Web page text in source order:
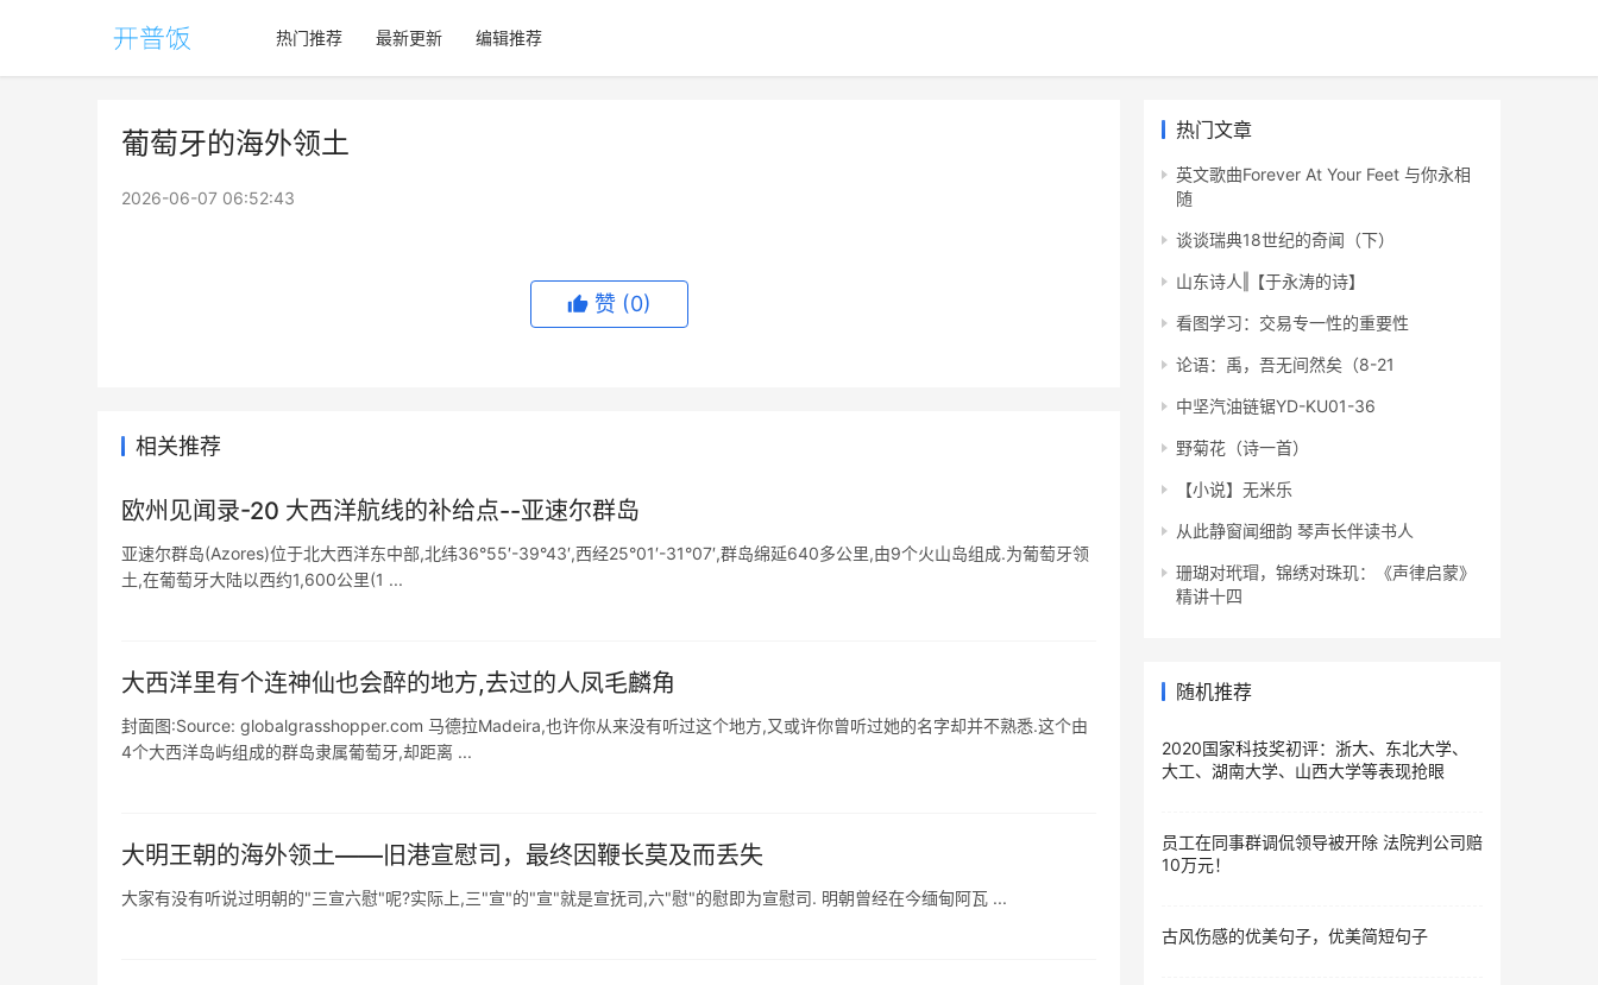
热门推荐 最新更新 编辑推荐
葡萄牙的海外领土
2026-06-07 06:52:43
赞 (0)
相关推荐
欧州见闻录-20 大西洋航线的补给点--亚速尔群岛
亚速尔群岛(Azores)位于北大西洋东中部,北纬36°55′-39°43′,西经25°01′-31°07′,群岛绵延640多公里,由9个火山岛组成.为葡萄牙领
土,在葡萄牙大陆以西约1,600公里(1 ...
大西洋里有个连神仙也会醉的地方,去过的人凤毛麟角
封面图:Source: globalgrasshopper.com 马德拉Madeira,也许你从来没有听过这个地方,又或许你曾听过她的名字却并不熟悉.这个由
4个大西洋岛屿组成的群岛隶属葡萄牙,却距离 ...
大明王朝的海外领土——旧港宣慰司，最终因鞭长莫及而丢失
大家有没有听说过明朝的"三宣六慰"呢?实际上,三"宣"的"宣"就是宣抚司,六"慰"的慰即为宣慰司. 明朝曾经在今缅甸阿瓦 ...
热门文章
英文歌曲Forever At Your Feet 与你永相
随
谈谈瑞典18世纪的奇闻（下）
山东诗人‖【于永涛的诗】
看图学习：交易专一性的重要性
论语：禹，吾无间然矣（8-21
中坚汽油链锯YD-KU01-36
野菊花（诗一首）
【小说】无米乐
从此静窗闻细韵 琴声长伴读书人
珊瑚对玳瑁，锦绣对珠玑：《声律启蒙》
精讲十四
随机推荐
2020国家科技奖初评：浙大、东北大学、
大工、湖南大学、山西大学等表现抢眼
员工在同事群调侃领导被开除 法院判公司赔
10万元！
古风伤感的优美句子，优美简短句子